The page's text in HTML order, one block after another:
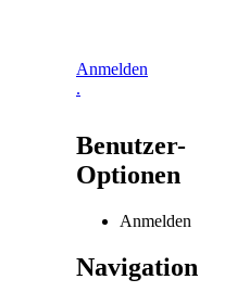
Anmelden
.
Benutzer-
Optionen
Anmelden
Navigation